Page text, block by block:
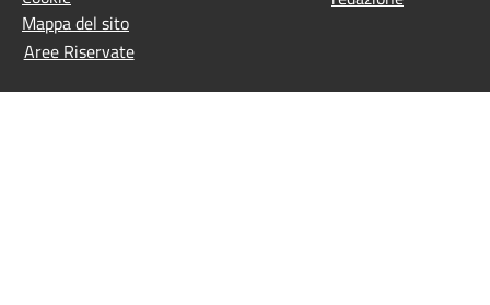
Mappa del sito
Aree Riservate